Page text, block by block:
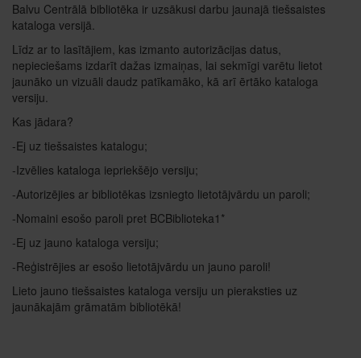
Balvu Centrālā bibliotēka ir uzsākusi darbu jaunajā tiešsaistes
kataloga versijā.
Līdz ar to lasītājiem, kas izmanto autorizācijas datus,
nepieciešams izdarīt dažas izmaiņas, lai sekmīgi varētu lietot
jaunāko un vizuāli daudz patīkamāko, kā arī ērtāko kataloga
versiju.
Kas jādara?
-Ej uz tiešsaistes katalogu;
-Izvēlies kataloga iepriekšējo versiju;
-Autorizējies ar bibliotēkas izsniegto lietotājvārdu un paroli;
-Nomaini esošo paroli pret BCBiblioteka1*
-Ej uz jauno kataloga versiju;
-Reģistrējies ar esošo lietotājvārdu un jauno paroli!
Lieto jauno tiešsaistes kataloga versiju un pieraksties uz
jaunākajām grāmatām bibliotēkā!